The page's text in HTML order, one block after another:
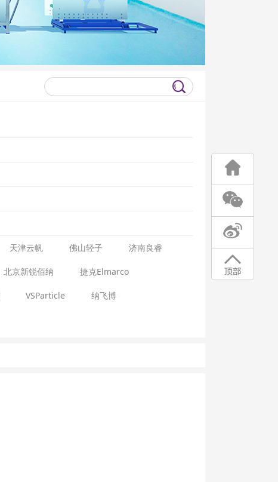
天津云帆 佛山轻子 济南良睿
北京新锐佰纳 捷克Elmarco
VSParticle 纳飞博